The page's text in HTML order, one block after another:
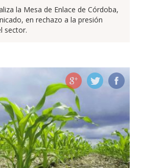
la Mesa de Enlace de Córdoba,
en rechazo a la presión
sector.